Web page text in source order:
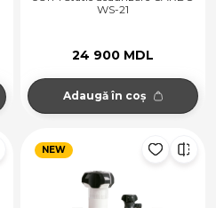
WS-21
24 900 MDL
Adaugă în coș
NEW